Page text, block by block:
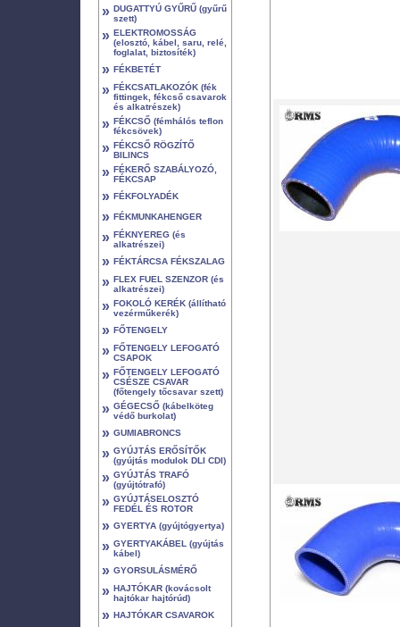
» DUGATTYÚ GYŰRŰ (gyűrű
szett)
» ELEKTROMOSSÁG
(elosztó, kábel, saru, relé,
foglalat, biztosíték)
» FÉKBETÉT
» FÉKCSATLAKOZÓK (fék
fittingek, fékcső csavarok
és alkatrészek)
» FÉKCSŐ (fémhálós teflon
fékcsövek)
» FÉKCSŐ RÖGZÍTŐ
BILINCS
» FÉKERŐ SZABÁLYOZÓ,
FÉKCSAP
» FÉKFOLYADÉK
» FÉKMUNKAHENGER
» FÉKNYEREG (és
alkatrészei)
» FÉKTÁRCSA FÉKSZALAG
» FLEX FUEL SZENZOR (és
alkatrészei)
» FOKOLÓ KERÉK (állítható
vezérműkerék)
» FŐTENGELY
» FŐTENGELY LEFOGATÓ
CSAPOK
» FŐTENGELY LEFOGATÓ
CSÉSZE CSAVAR
(főtengely tőcsavar szett)
» GÉGECSŐ (kábelköteg
védő burkolat)
» GUMIABRONCS
» GYÚJTÁS ERŐSÍTŐK
(gyújtás modulok DLI CDI)
» GYÚJTÁS TRAFÓ
(gyújtótrafó)
» GYÚJTÁSELOSZTÓ
FEDÉL ÉS ROTOR
» GYERTYA (gyújtógyertya)
» GYERTYAKÁBEL (gyújtás
kábel)
» GYORSULÁSMÉRŐ
» HAJTÓKAR (kovácsolt
hajtókar hajtórúd)
» HAJTÓKAR CSAVAROK